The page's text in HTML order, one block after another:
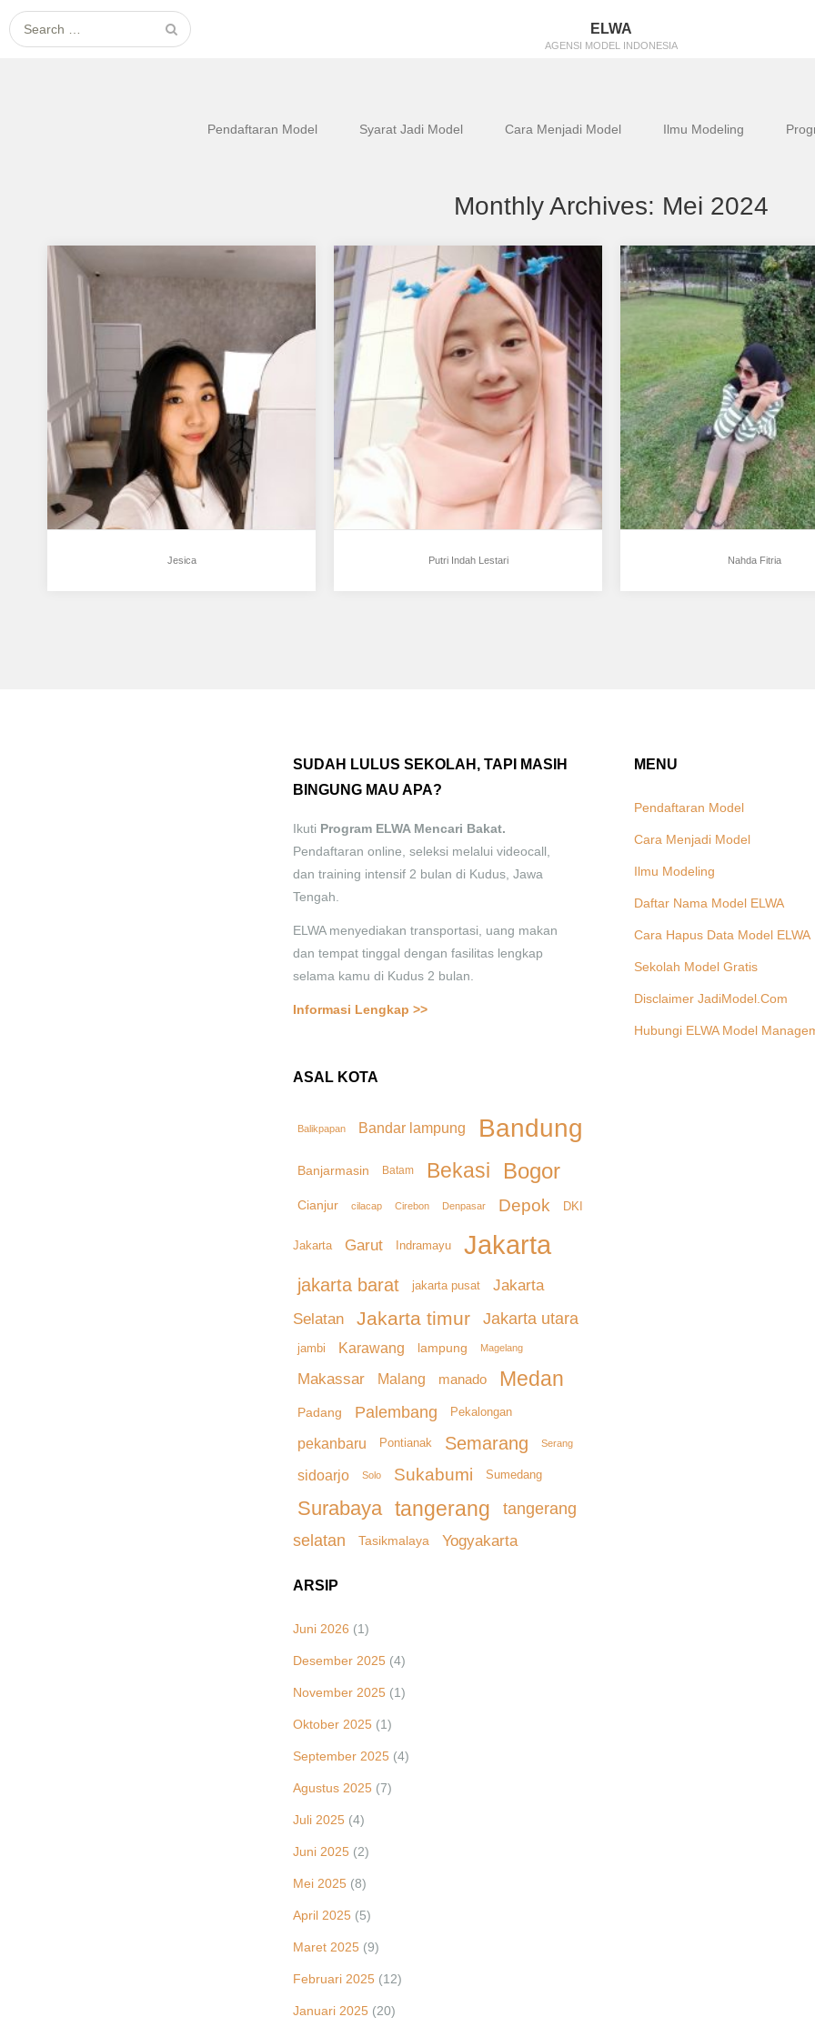
ELWA
AGENSI MODEL INDONESIA
Search for:
Pendaftaran Model Syarat Jadi Model Cara Menjadi Model Ilmu Modeling
Monthly Archives: Mei 2024
Aku mendukung Jesica Sebagai
Model Favorit1 Saya memiliki passion
di dunia fashion dan entertainment.
Oleh…
Jesica
Putri Indah Lestari
Aku mendukung Putri Indah Lestari
Sebagai Model Favorit0 tempat
tanggal lahir 05 Agustus 2007 tinggi…
Putri Indah Lestari
Nahda Fitria
Aku mendukung Nahda Fitria
Sebagai Model Favorit1 1.
tanggal lahir : Pekanbaru, 27
November…
Nahda Fitria
SUDAH LULUS SEKOLAH, TAPI MASIH
BINGUNG MAU APA?
Ikuti Program ELWA Mencari Bakat.
Pendaftaran online, seleksi melalui videocall,
dan training intensif 2 bulan di Kudus, Jawa
Tengah.
ELWA menyediakan transportasi, uang makan
dan tempat tinggal dengan fasilitas lengkap
selama kamu di Kudus 2 bulan.
Informasi Lengkap >>
MENU
Pendaftaran Model
Cara Menjadi Model
Ilmu Modeling
Daftar Nama Model ELWA
Cara Hapus Data Model ELWA
Sekolah Model Gratis
Disclaimer JadiModel.Com
Hubungi ELWA Model
ASAL KOTA
Balikpapan Bandar lampung Bandung
Banjarmasin Batam Bekasi Bogor
Cianjur cilacap Cirebon Denpasar Depok DKI
Jakarta Garut Indramayu Jakarta
jakarta barat jakarta pusat
Jakarta
Selatan
Jakarta timur Jakarta utara
jambi Karawang lampung Magelang
Makassar Malang manado Medan
Padang Palembang Pekalongan
pekanbaru Pontianak Semarang Serang
sidoarjo Solo Sukabumi Sumedang
Surabaya tangerang
tangerang
selatan
Tasikmalaya Yogyakarta
ARSIP
Juni 2026 (1)
Desember 2025 (4)
November 2025 (1)
Oktober 2025 (1)
September 2025 (4)
Agustus 2025 (7)
Juli 2025 (4)
Juni 2025 (2)
Mei 2025 (8)
April 2025 (5)
Maret 2025 (9)
Februari 2025 (12)
Januari 2025 (20)